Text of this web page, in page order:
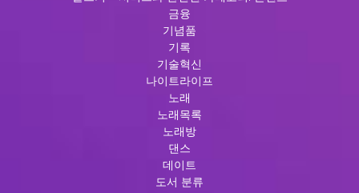
금융
기념품
기록
기술혁신
나이트라이프
노래
노래목록
노래방
댄스
데이트
도서 분류